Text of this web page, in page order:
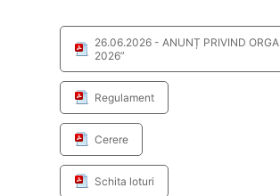
26.06.2026 - ANUNȚ PRIVIND
2026”
Regulament
Cerere
Schita loturi